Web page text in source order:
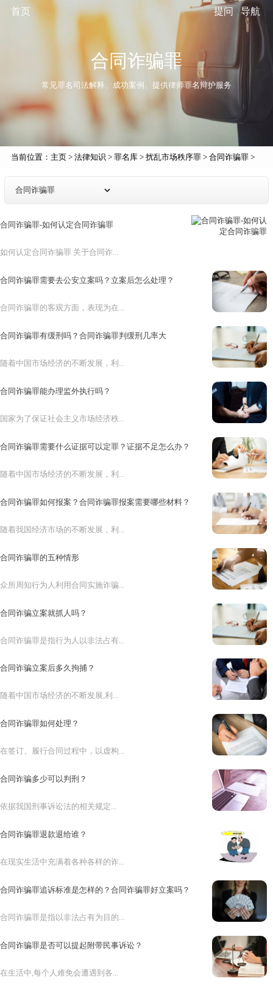
首页 导航
提问
合同诈骗罪
常见罪名司法解释、成功案例、提供律师罪名辩护服务
当前位置： 主页> 法律知识 > 罪名库> 扰乱市场秩序罪> 合同诈骗罪>
合同诈骗罪-如何认定合同诈骗罪
如何认定合同诈骗罪 关于合同诈...
合同诈骗罪需要去公安立案吗？立案后怎么处理？
合同诈骗罪的客观方面，表现为在...
合同诈骗罪有缓刑吗？合同诈骗罪判缓刑几率大
随着中国市场经济的不断发展，利...
合同诈骗罪能办理监外执行吗？
国家为了保证社会主义市场经济秩...
合同诈骗罪需要什么证据可以定罪？证据不足怎么办？
随着中国市场经济的不断发展，利...
合同诈骗罪如何报案？合同诈骗罪报案需要哪些材料？
随着我国经济市场的不断发展，利...
合同诈骗罪的五种情形
众所周知行为人利用合同实施诈骗...
合同诈骗立案就抓人吗？
合同诈骗罪是指行为人以非法占有...
合同诈骗立案后多久拘捕？
随着中国市场经济的不断发展,利...
合同诈骗罪如何处理？
在签订、履行合同过程中，以虚构...
合同诈骗多少可以判刑？
依据我国刑事诉讼法的相关规定...
合同诈骗罪退款退给谁？
在现实生活中充满着各种各样的诈...
合同诈骗罪追诉标准是怎样的？合同诈骗罪好立案吗？
合同诈骗罪是指以非法占有为目的...
合同诈骗罪是否可以提起附带民事诉讼？
在生活中,每个人难免会遭遇到各...